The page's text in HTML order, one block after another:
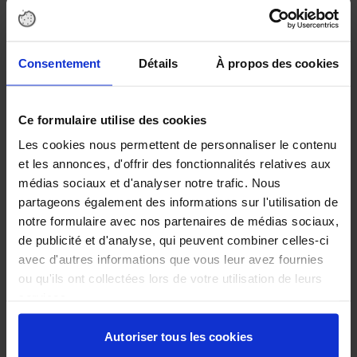
Consentement Détails À propos des cookies
Ce formulaire utilise des cookies
Les cookies nous permettent de personnaliser le contenu
et les annonces, d'offrir des fonctionnalités relatives aux
médias sociaux et d'analyser notre trafic. Nous
partageons également des informations sur l'utilisation de
notre formulaire avec nos partenaires de médias sociaux,
de publicité et d'analyse, qui peuvent combiner celles-ci
avec d'autres informations que vous leur avez fournies
ou qu'ils ont collectées lors de votre utilisation de leurs
Autoriser tous les cookies
Abonnez-vous à nos news sur
ACTUALITÉS
ENVIRONNEMENTALES
secteur environnemental.